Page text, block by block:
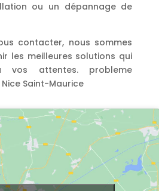
ou un dépannage de
contacter, nous sommes
les meilleures solutions qui
vos attentes. probleme
Saint-Maurice